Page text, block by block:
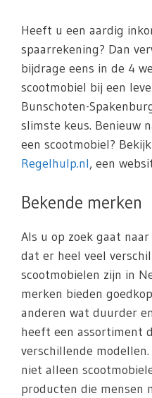
Heeft u een aardig
spaarrekening? Dan
bijdrage eens in de 4
scootmobiel bij een
Bunschoten-
slimste keus. Benieuw
een scootmobiel?
Regelhulp.nl, een
Bekende merken
Als u op zoek gaat
dat er heel veel
scootmobielen zijn in
merken bieden
anderen wat duurder
heeft een assortiment
verschillende
niet alleen
producten die mensen